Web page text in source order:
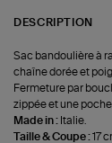
DESCRIPTION
Sac bandoulière à
chaîne dorée et
Fermeture par
zippée et une
Made in : Italie.
Taille & Coupe :17